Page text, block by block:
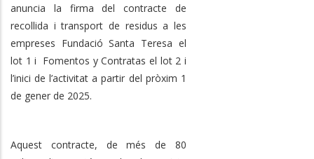
anuncia la firma del contracte de
recollida i transport de residus a les
empreses Fundació Santa Teresa el
lot 1 i Fomentos y Contratas el lot 2 i
l’inici de l’activitat a partir del pròxim 1
de gener de 2025.
Aquest contracte, de més de 80